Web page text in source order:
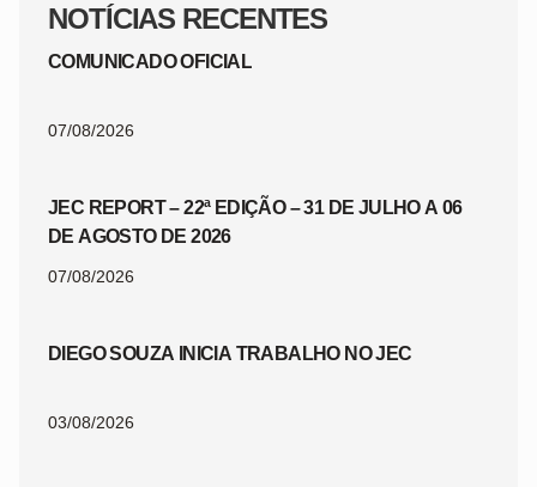
NOTÍCIAS RECENTES
COMUNICADO OFICIAL
07/08/2026
JEC REPORT – 22ª EDIÇÃO – 31 DE JULHO A 06
DE AGOSTO DE 2026
07/08/2026
DIEGO SOUZA INICIA TRABALHO NO JEC
03/08/2026